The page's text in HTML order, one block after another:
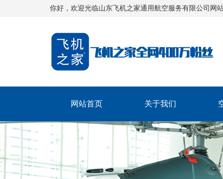
你好，欢迎光临山东飞机之家通用航空服务有限公司网
网站首页 关于我们